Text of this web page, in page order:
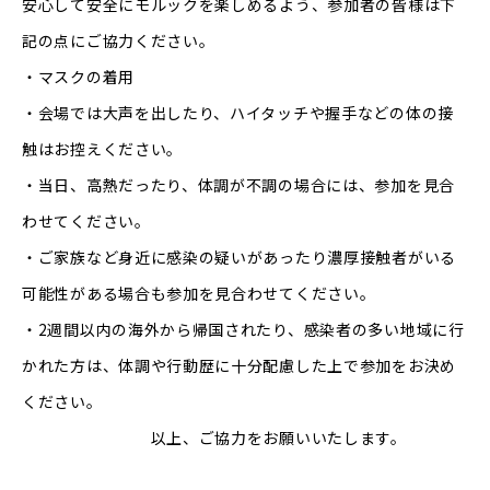
安心して安全にモルックを楽しめるよう、参加者の皆様は下
記の点にご協力ください。
・マスクの着用
・会場では大声を出したり、ハイタッチや握手などの体の接
触はお控えください。
・当日、高熱だったり、体調が不調の場合には、参加を見合
わせてください。
・ご家族など身近に感染の疑いがあったり濃厚接触者がいる
可能性がある場合も参加を見合わせてください。
・2週間以内の海外から帰国されたり、感染者の多い地域に行
かれた方は、体調や行動歴に十分配慮した上で参加をお決め
ください。
以上、ご協力をお願いいたします。